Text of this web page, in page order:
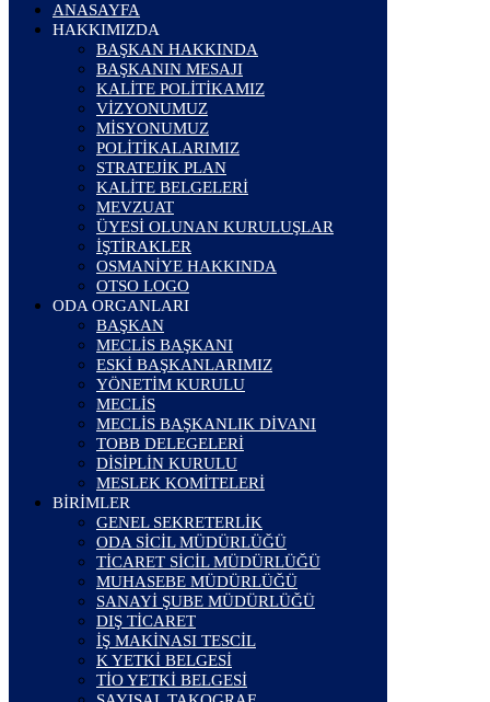
ANASAYFA
HAKKIMIZDA
BAŞKAN HAKKINDA
BAŞKANIN MESAJI
KALİTE POLİTİKAMIZ
VİZYONUMUZ
MİSYONUMUZ
POLİTİKALARIMIZ
STRATEJİK PLAN
KALİTE BELGELERİ
MEVZUAT
ÜYESİ OLUNAN KURULUŞLAR
İŞTİRAKLER
OSMANİYE HAKKINDA
OTSO LOGO
ODA ORGANLARI
BAŞKAN
MECLİS BAŞKANI
ESKİ BAŞKANLARIMIZ
YÖNETİM KURULU
MECLİS
MECLİS BAŞKANLIK DİVANI
TOBB DELEGELERİ
DİSİPLİN KURULU
MESLEK KOMİTELERİ
BİRİMLER
GENEL SEKRETERLİK
ODA SİCİL MÜDÜRLÜĞÜ
TİCARET SİCİL MÜDÜRLÜĞÜ
MUHASEBE MÜDÜRLÜĞÜ
SANAYİ ŞUBE MÜDÜRLÜĞÜ
DIŞ TİCARET
İŞ MAKİNASI TESCİL
K YETKİ BELGESİ
TİO YETKİ BELGESİ